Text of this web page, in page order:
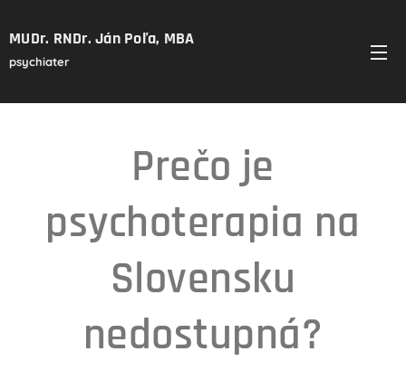
MUDr. RNDr. Ján Poľa, MBA
psychiater
Prečo je
psychoterapia na
Slovensku
nedostupná?